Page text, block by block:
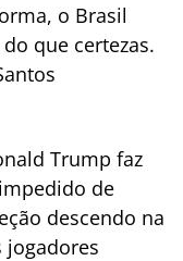
o Brasil
que certezas.
Trump faz
de
descendo na
jogadores